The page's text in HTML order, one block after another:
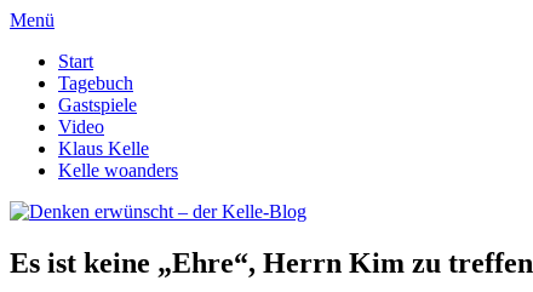
Menü
Start
Tagebuch
Gastspiele
Video
Klaus Kelle
Kelle woanders
Es ist keine „Ehre“, Herrn Kim zu treffen